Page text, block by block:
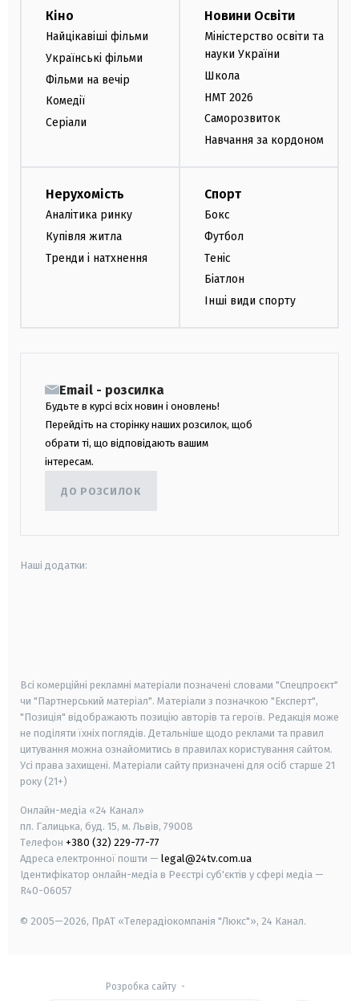
Кіно
Найцікавіші фільми
Українські фільми
Фільми на вечір
Комедії
Серіали
Новини Освіти
Міністерство освіти та
науки України
Школа
НМТ 2026
Саморозвиток
Навчання за кордоном
Нерухомість
Аналітика ринку
Купівля житла
Тренди і натхнення
Спорт
Бокс
Футбол
Теніс
Біатлон
Інші види спорту
Email - розсилка
Будьте в курсі всіх новин і оновлень!
Перейдіть на сторінку наших розсилок, щоб
обрати ті, що відповідають вашим
інтересам.
ДО РОЗСИЛОК
Наші додатки:
Всі комерційні рекламні матеріали позначені словами "Спецпроєкт"
чи "Партнерський матеріал". Матеріали з позначкою "Експерт",
"Позиція" відображають позицію авторів та героїв. Редакція може
не поділяти їхніх поглядів. Детальніше щодо реклами та правил
цитування можна ознайомитись в правилах користування сайтом.
Усі права захищені. Матеріали сайту призначені для осіб старше 21
року (21+)
Онлайн-медіа «24 Канал»
пл. Галицька, буд. 15, м. Львів, 79008
Телефон +380 (32) 229-77-77
Адреса електронної пошти — legal@24tv.com.ua
Ідентифікатор онлайн-медіа в Реєстрі суб'єктів у сфері медіа —
R40-06057
© 2005—2026, ПрАТ «Телерадіокомпанія "Люкс"», 24 Канал.
Розробка сайту-